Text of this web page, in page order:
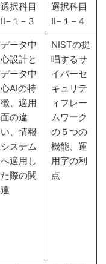
選択科目
Ⅱ−１−３
選択科目
Ⅱ−１−４
データ中
心設計と
データ中
心AIの特
徴、適用
面の違
い、情報
システム
へ適用し
た際の関
連
NISTの提
唱するサ
イバーセ
キュリテ
ィフレー
ムワーク
の５つの
機能、運
用字の利
点